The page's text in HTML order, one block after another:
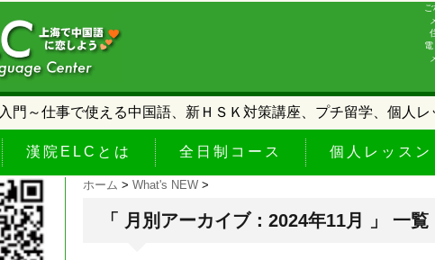
入門～仕事で使える中国語、新ＨＳＫ対策講座、プチ留学、個人
漢院ELCとは 全日制コース 個人レッスン
ホーム > What's NEW >
「 月別アーカイブ：2024年11月 」 一覧